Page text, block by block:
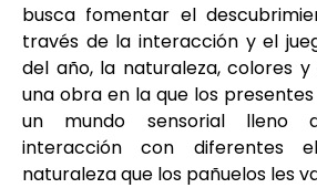
busca fomentar el
través de la interacción y el
del año, la naturaleza, colores
una obra en la que los
un mundo sensorial lleno
interacción con diferentes
naturaleza que los pañuelos les